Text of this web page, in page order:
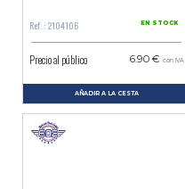
Ref. : 2104106 EN STOCK
Precio al público 6.90 € con IVA
AÑADIR A LA CESTA